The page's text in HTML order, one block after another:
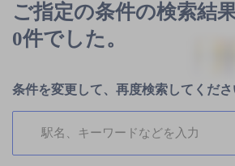
ご指定の条件の検索結
0件でした。
条件を変更して、再度検索してくださ